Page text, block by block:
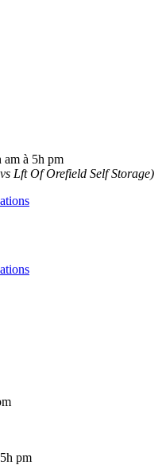
am à 5h pm
Lft Of Orefield Self Storage)
pm